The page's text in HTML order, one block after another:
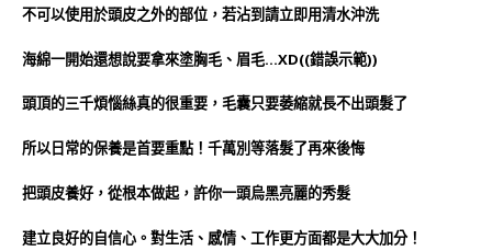
不可以使用於頭皮之外的部位，若沾到請立即用清水沖洗
海綿一開始還想說要拿來塗胸毛、眉毛…XD((錯誤示範))
頭頂的三千煩惱絲真的很重要，毛囊只要萎縮就長不出頭髮了
所以日常的保養是首要重點！千萬別等落髮了再來後悔
把頭皮養好，從根本做起，許你一頭烏黑亮麗的秀髮
建立良好的自信心。對生活、感情、工作更方面都是大大加分！